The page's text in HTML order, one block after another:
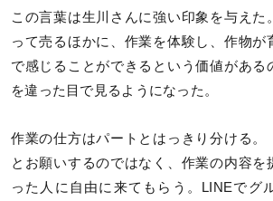
この言葉は生川さんに強い印象を与えた
って売るほかに、作業を体験し、作物が
で感じることができるという価値がある
を違った目で見るようになった。
作業の仕方はパートとはっきり分ける。
とお願いするのではなく、作業の内容を
った人に自由に来てもらう。LINEでグ